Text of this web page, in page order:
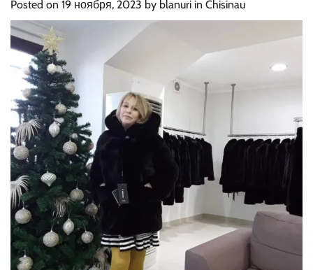
Posted on 19 ноября, 2023 by blanuri in Chisinau